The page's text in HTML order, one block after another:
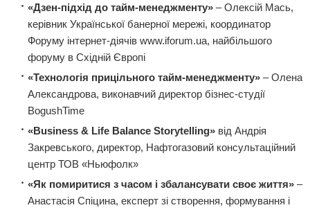
«Дзен-підхід до тайм-менеджменту» – Олексій Мась,
керівник Української банерної мережі, координатор
Форуму інтернет-діячів www.iforum.ua, найбільшого
форуму в Східній Європі
«Технологія прицільного тайм-менеджменту» – Олена
Александрова, виконавчий директор бізнес-студії
BogushTime
«Business & Life Balance Storytelling» від Андрія
Закревського, директор, Нафтогазовий консультаційний
центр ТОВ «Ньюфолк»
«Як помиритися з часом і збалансувати своє життя» –
Анастасія Спіцина, експерт зі створення, формування і